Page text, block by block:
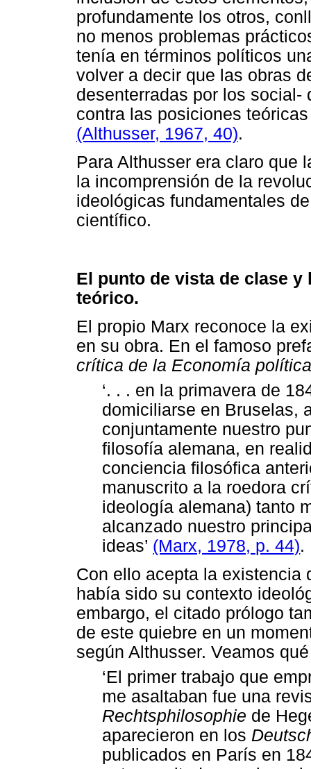
profundamente los otros,
no menos problemas
tenía en términos políticos
volver a decir que las obras
desenterradas por los
contra las posiciones
(Althusser, 1967, 40).
Para Althusser era claro que
la incomprensión de la
ideológicas fundamentales
científico.
El punto de vista de clase
teórico.
El propio Marx reconoce la
en su obra. En el famoso
crítica de la Economía política
‘. . . en la primavera de
domiciliarse en Bruselas,
conjuntamente nuestro
filosofía alemana, en
conciencia filosófica
manuscrito a la roedora
ideología alemana) tanto
alcanzado nuestro
ideas’ (Marx, 1978, p. 44).
Con ello acepta la existencia
había sido su contexto
embargo, el citado prólogo
de este quiebre en un
según Althusser. Veamos
‘El primer trabajo que
me asaltaban fue una
Rechtsphilosophie de
aparecieron en los
publicados en París en